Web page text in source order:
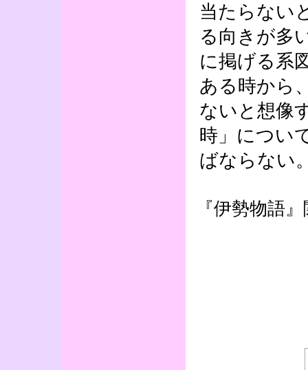
当たらない
る向きが多
に掲げる系
ある時から
ないと想像
時」につい
ばならない
『伊勢物語